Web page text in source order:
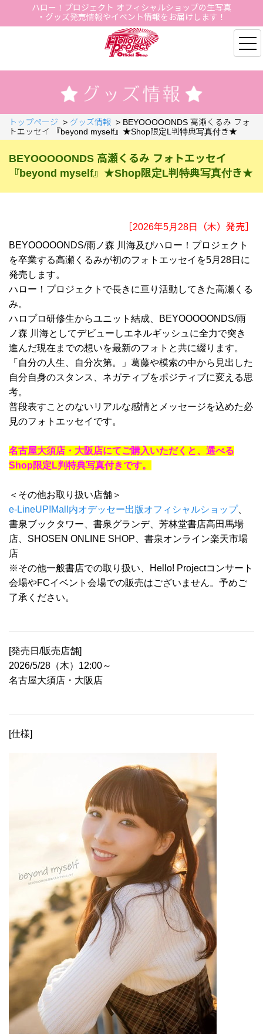
ハロー！プロジェクト オフィシャルショップの生写真
・グッズ発売情報やイベント情報をお届けします！
Hello Project Official
トップページ > グッズ情報 > BEYOOOOONDS 高瀬くるみ フォ
トエッセイ 『beyond myself』★Shop限定L判特典写真付き★
BEYOOOOONDS 高瀬くるみ フォトエッセイ
『beyond myself』★Shop限定L判特典写真付き★
［2026年5月28日（木）発売］
BEYOOOOONDS/雨ノ森 川海及びハロー！プロジェクト
を卒業する高瀬くるみが初のフォトエッセイを5月28日に
発売します。
ハロー！プロジェクトで長きに亘り活動してきた高瀬くる
み。
ハロプロ研修生からユニット結成、BEYOOOOONDS/雨
ノ森 川海としてデビューしエネルギッシュに全力で突き
進んだ現在までの想いを最新のフォトと共に綴ります。
「自分の人生、自分次第。」葛藤や模索の中から見出した
自分自身のスタンス、ネガティブをポジティブに変える思
考。
普段表すことのないリアルな感情とメッセージを込めた必
見のフォトエッセイです。
名古屋大須店・大阪店にてご購入いただくと、選べる
Shop限定L判特典写真付きです。
＜その他お取り扱い店舗＞
e-LineUP!Mall内オデッセー出版オフィシャルショップ、
書泉ブックタワー、書泉グランデ、芳林堂書店高田馬場
店、SHOSEN ONLINE SHOP、書泉オンライン楽天市場
店
※その他一般書店での取り扱い、Hello! Projectコンサート
会場やFCイベント会場での販売はございません。予めご
了承ください。
[発売日/販売店舗]
2026/5/28（木）12:00～
名古屋大須店・大阪店
[仕様]